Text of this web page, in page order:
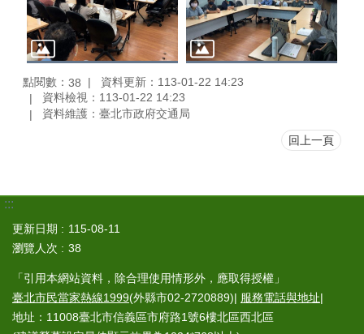
點閱數： 38
資料更新：113-01-22 14:23
資料檢視：113-01-22 14:23
資料維護：臺北市政府交通局
回上一頁
:::
更新日期
115-08-11
瀏覽人次
38
「引用本網站資料，除合理使用情形外，應取得授權」
臺北市民當家熱線1999(外縣市02-2720889)| 服務電話與地址|
地址：11008臺北市信義區市府路1號6樓北區西北區